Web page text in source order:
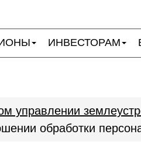
ИНВЕСТОРАМ
управлении
обработки